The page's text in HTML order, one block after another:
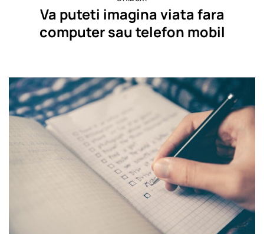
Va puteti imagina viata fara
computer sau telefon mobil